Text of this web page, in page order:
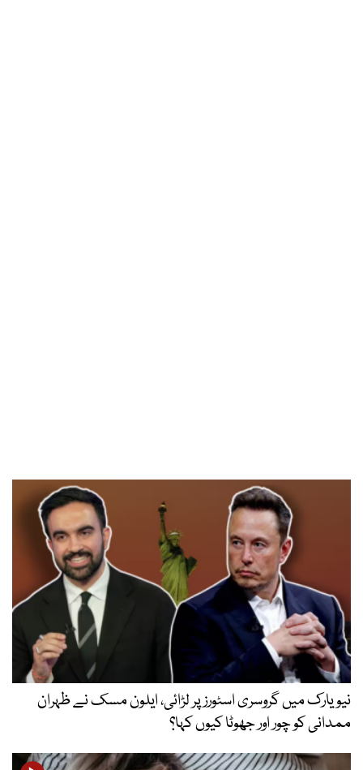
نیویارک میں گروسری اسٹورز پر لڑائی، ایلون مسک نے ظہران
ممدانی کو چور اور جھوٹا کیوں کہا؟